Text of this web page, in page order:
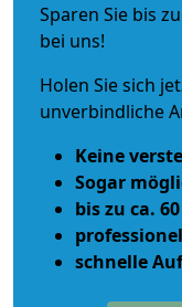
Sparen Sie bis
bei uns!
Holen Sie sich
unverbindliche
Keine
Sogar
bis zu ca.
schnelle